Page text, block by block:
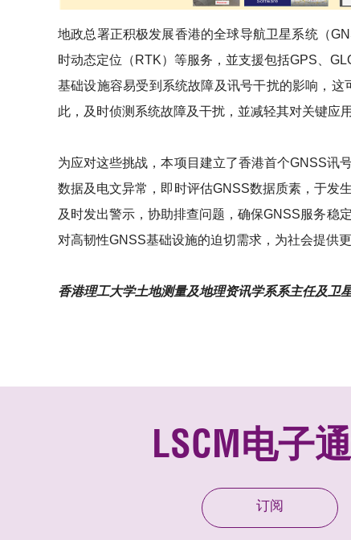
地政总署正积极发展香港的全球导航卫星系统（
时动态定位（RTK）等服务，並支援包括GPS、
基础设施容易受到系统故障及讯号干扰的影响，
此，及时侦测系统故障及干扰，並减轻其对关键应
为应对这些挑战，本项目建立了香港首个GNSS讯
数据及电文异常，即时评估GNSS数据质素，于发
及时发出警示，协助排查问题，确保GNSS服务稳
对高韧性GNSS基础设施的迫切需求，为社会提供
香港理工大学土地测量及地理资讯学系系主任及卫
LSCM电子
订阅